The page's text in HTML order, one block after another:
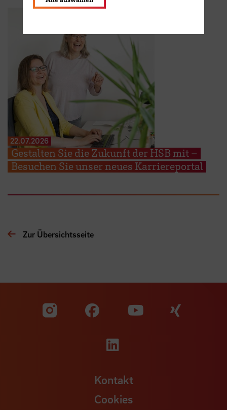
22.07.2026
Gestalten Sie die Zukunft der HSB mit –
Besuchen Sie unser neues Karriereportal
Zur Übersichtsseite
Zu unserer Facebook
Zu
Zu unserer
Kontakt
Cookies